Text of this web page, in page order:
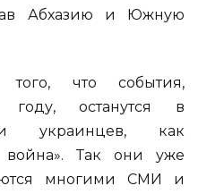
Абхазию и Южную
того, что события,
останутся в
украинцев, как
война». Так они уже
многими СМИ и